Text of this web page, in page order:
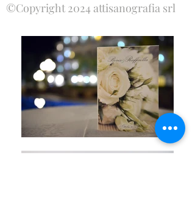
©Copyright 2024 attisanografia srl